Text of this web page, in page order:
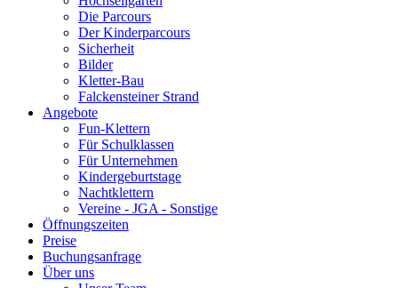
Die Parcours
Der Kinderparcours
Sicherheit
Bilder
Kletter-Bau
Falckensteiner Strand
Angebote
Fun-Klettern
Für Schulklassen
Für Unternehmen
Kindergeburtstage
Nachtklettern
Vereine - JGA - Sonstige
Öffnungszeiten
Preise
Buchungsanfrage
Über uns